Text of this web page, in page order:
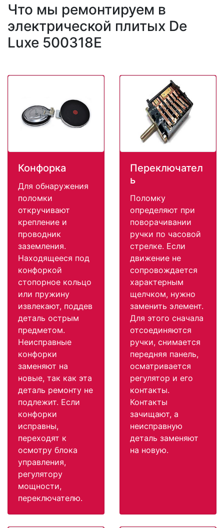
Что мы ремонтируем в
электрической плитых De
Luxe 500318E
Конфорка
Для обнаружения
поломки
откручивают
крепление и
проводник
заземления.
Находящееся под
конфоркой
стопорное кольцо
или пружину
извлекают, поддев
деталь острым
предметом.
Неисправные
конфорки
заменяют на
новые, так как эта
деталь ремонту не
подлежит. Если
конфорки
исправны,
переходят к
осмотру блока
управления,
регулятору
мощности,
переключателю.
Переключател
ь
Поломку
определяют при
поворачивании
ручки по часовой
стрелке. Если
движение не
сопровождается
характерным
щелчком, нужно
заменить элемент.
Для этого сначала
отсоединяются
ручки, снимается
передняя панель,
осматривается
регулятор и его
контакты.
Контакты
зачищают, а
неисправную
деталь заменяют
на новую.